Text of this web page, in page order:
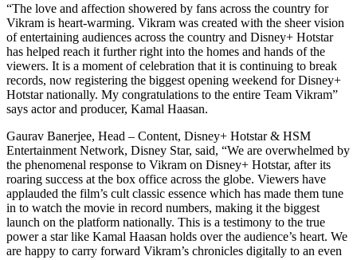
“The love and affection showered by fans across the country for
Vikram is heart-warming. Vikram was created with the sheer vision
of entertaining audiences across the country and Disney+ Hotstar
has helped reach it further right into the homes and hands of the
viewers. It is a moment of celebration that it is continuing to break
records, now registering the biggest opening weekend for Disney+
Hotstar nationally. My congratulations to the entire Team Vikram”
says actor and producer, Kamal Haasan.
Gaurav Banerjee, Head – Content, Disney+ Hotstar & HSM
Entertainment Network, Disney Star, said, “We are overwhelmed by
the phenomenal response to Vikram on Disney+ Hotstar, after its
roaring success at the box office across the globe. Viewers have
applauded the film’s cult classic essence which has made them tune
in to watch the movie in record numbers, making it the biggest
launch on the platform nationally. This is a testimony to the true
power a star like Kamal Haasan holds over the audience’s heart. We
are happy to carry forward Vikram’s chronicles digitally to an even